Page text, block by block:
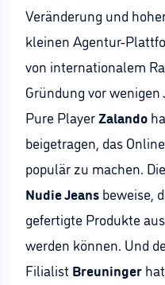
Veränderung und
kleinen Agentur-
von internationalem
Gründung vor
Pure PlayerZalando
beigetragen, das
populär zu machen.
Nudie Jeans beweise,
gefertigte Produkte
werden können. Und
Filialist Breuninger